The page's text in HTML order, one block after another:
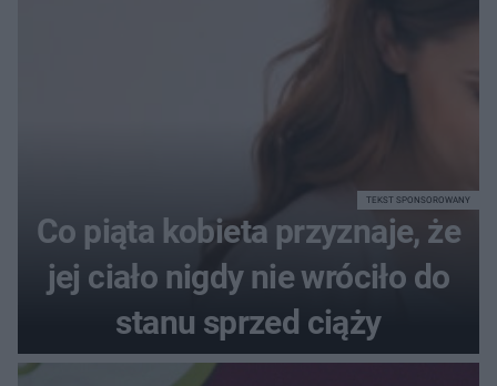
Co piąta kobieta przyznaje, że
jej ciało nigdy nie wróciło do
stanu sprzed ciąży
TEKST SPONSOROWANY